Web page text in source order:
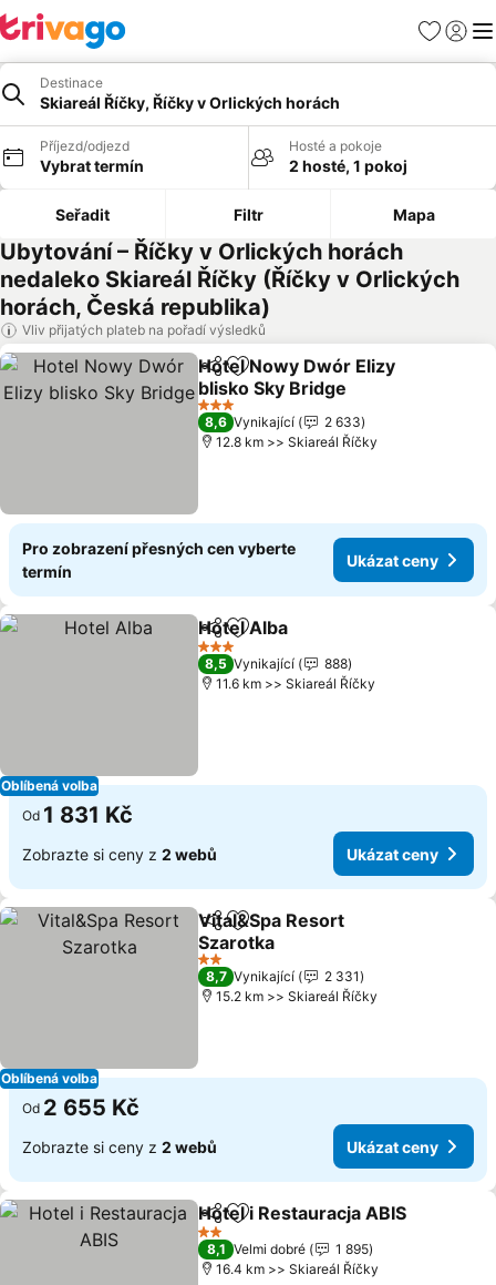
Oblíbené
Destinace
Skiareál Říčky, Říčky v Orlických horách
Příjezd/odjezd
Vybrat termín
Hosté a pokoje
2 hosté, 1 pokoj
Seřadit Filtr Mapa
Ubytování – Říčky v Orlických horách
nedaleko Skiareál Říčky (Říčky v Orlických
horách, Česká republika)
Vliv přijatých plateb na pořadí výsledků
SdíletPřidat na seznam oblíbených
Hotel Nowy Dwór Elizy
blisko Sky Bridge
3 Počet hvězdiček
8,6 Vynikající
2 633
12.8 km >> Skiareál Říčky
Pro zobrazení přesných cen vyberte
termín
Ukázat ceny
Oblíbená volba
SdíletPřidat na seznam oblíbených
Hotel Alba
3 Počet hvězdiček
8,5 Vynikající
888
11.6 km >> Skiareál Říčky
Od 1 831 Kč
Zobrazte si ceny z 2 webů Ukázat ceny
Oblíbená volba
SdíletPřidat na seznam oblíbených
Vital&Spa Resort
Szarotka
2 Počet hvězdiček
8,7 Vynikající
2 331
15.2 km >> Skiareál Říčky
Od 2 655 Kč
Zobrazte si ceny z 2 webů Ukázat ceny
SdíletPřidat na seznam oblíbených
Hotel i Restauracja ABIS
2 Počet hvězdiček
8,1 Velmi dobré
1 895
16.4 km >> Skiareál Říčky